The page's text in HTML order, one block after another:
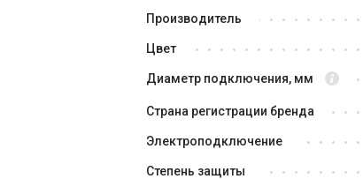
Soler&Palau VENT-315 L
Цена по запросу
Снят с производства
Производитель
Цвет
Диаметр подключения, мм
Страна регистрации бренда
Электроподключение
Степень защиты